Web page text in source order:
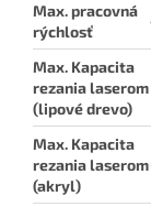
Max. pracovná
rýchlosť
Max. Kapacita
rezania laserom
(lipové drevo)
Max. Kapacita
rezania laserom
(akryl)